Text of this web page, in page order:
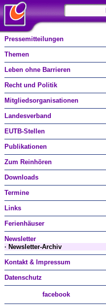
Pressemitteilungen
Themen
Leben ohne Barrieren
Recht und Politik
Mitgliedsorganisationen
Landesverband
EUTB-Stellen
Publikationen
Zum Reinhören
Downloads
Termine
Links
Ferienhäuser
Newsletter
· Newsletter-Archiv
Kontakt & Impressum
Datenschutz
facebook